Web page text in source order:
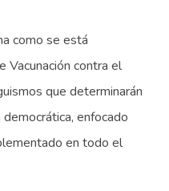
como se está
Vacunación contra el
que determinarán
enfocado
en todo el